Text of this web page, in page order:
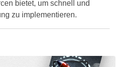
bietet, um schnell und
zu implementieren.